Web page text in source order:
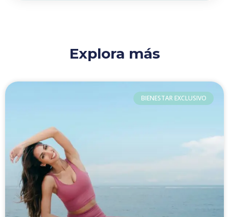
Explora más
BIENESTAR EXCLUSIVO